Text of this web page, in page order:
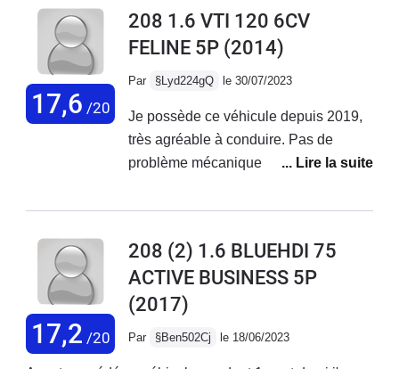
17,6 /20
208 1.6 VTI 120 6CV
FELINE 5P (2014)
Par §Lyd224gQ le 30/07/2023
Je possède ce véhicule depuis 2019,
très agréable à conduire. Pas de
problème mécanique rencontré, seule
qui m'a quand même coûté 800€.
mais je déconseille aux usagers qui
empruntent régulièrement l'autoroute il
manque vraiment une 6ème vitesse,
ce véhicule. La finition est très belle, je
17,2 /20
208 (2) 1.6 BLUEHDI 75
ACTIVE BUSINESS 5P
(2017)
Par §Ben502Cj le 18/06/2023